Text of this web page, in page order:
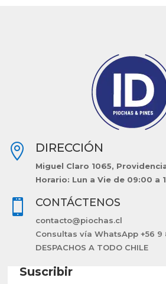
 DIRECCIÓN
Miguel Claro 1065,
Horario: Lun a Vie de 09:00 a
 CONTÁCTENOS
contacto@piochas.cl
Consultas vía WhatsApp +56 9
DESPACHOS A TODO CHILE
Suscribir